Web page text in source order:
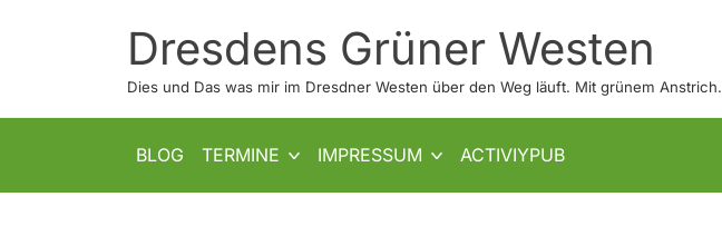
Dresdens Grüner Westen
Dies und Das was mir im Dresdner Westen über den Weg läuft. Mit grünem Anstrich.
BLOG TERMINE SHOW SUB MENU
IMPRESSUM SHOW SUB MENU
ACTIVIYPUB